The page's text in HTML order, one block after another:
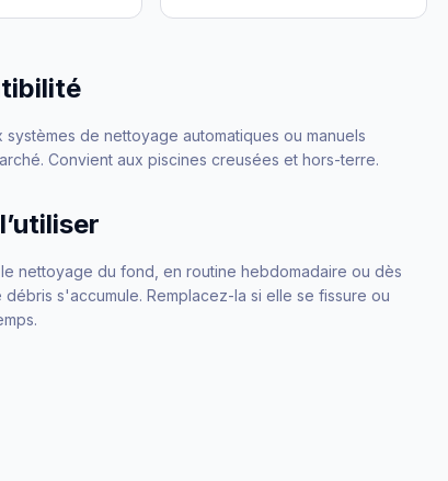
systèmes de nettoyage automatiques ou manuels
Convient aux piscines creusées et hors-terre.
nettoyage du fond, en routine hebdomadaire ou dès
s'accumule. Remplacez-la si elle se fissure ou